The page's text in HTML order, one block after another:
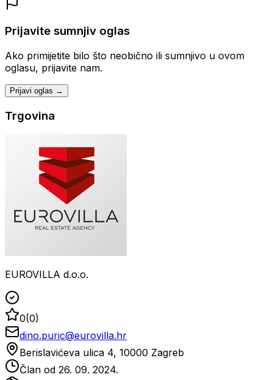
Prijavite sumnjiv oglas
Ako primijetite bilo što neobično ili sumnjivo u ovom
oglasu, prijavite nam.
Prijavi oglas →
Trgovina
EUROVILLA d.o.o.
0(0)
dino.puric@eurovilla.hr
Berislavićeva ulica 4, 10000 Zagreb
Član od 26. 09. 2024.